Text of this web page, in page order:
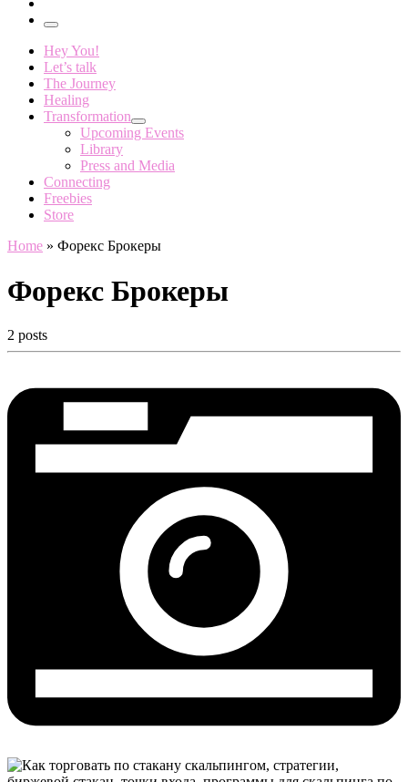
Menu
Hey You!
Let’s talk
The Journey
Healing
Transformation
Upcoming Events
Library
Press and Media
Connecting
Freebies
Store
Home » Форекс Брокеры
Форекс Брокеры
2 posts